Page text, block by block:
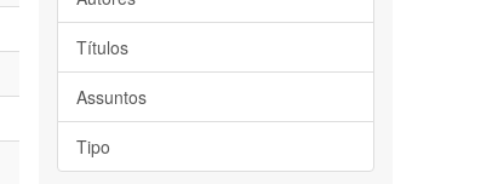
Títulos
Assuntos
Tipo